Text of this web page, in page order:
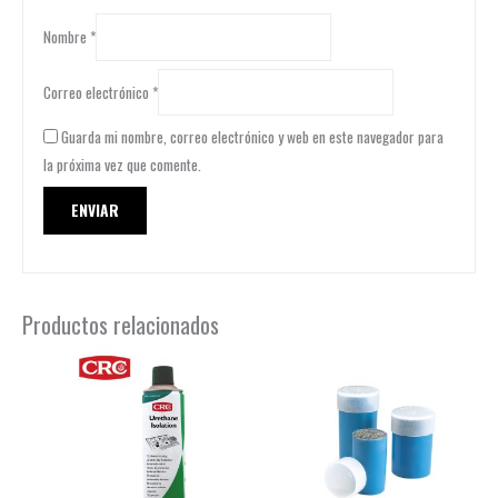
Nombre *
Correo electrónico *
Guarda mi nombre, correo electrónico y web en este navegador para
la próxima vez que comente.
Productos relacionados